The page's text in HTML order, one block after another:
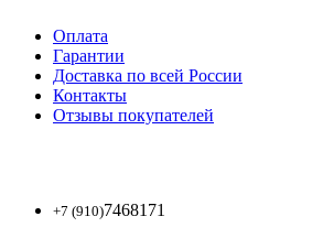
Оплата
Гарантии
Доставка по всей России
Контакты
Отзывы покупателей
+7 (910)7468171